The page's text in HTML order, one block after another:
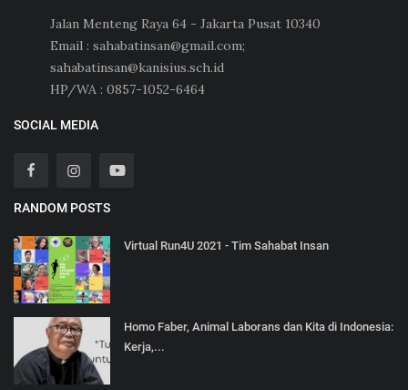
Jalan Menteng Raya 64 - Jakarta Pusat 10340
Email : sahabatinsan@gmail.com;
sahabatinsan@kanisius.sch.id
HP/WA : 0857-1052-6464
SOCIAL MEDIA
RANDOM POSTS
Virtual Run4U 2021 - Tim Sahabat Insan
Homo Faber, Animal Laborans dan Kita di Indonesia:
Kerja,...